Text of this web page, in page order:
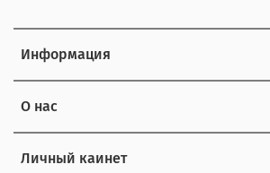
Информация
О нас
Личный каинет